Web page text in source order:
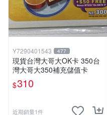
Y7290401543 477
現貨台灣大哥大OK卡 350台
灣大哥大350補充儲值卡
$310
近期銷量1件